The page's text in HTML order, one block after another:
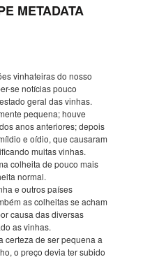
METADATA
vinhateiras do nosso
se notícias pouco
geral das vinhas.
pequena; houve
anos anteriores; depois
e oídio, que causaram
muitas vinhas.
colheita de pouco mais
normal.
e outros países
as colheitas se acham
causa das diversas
as vinhas.
certeza de ser pequena a
o preço devia ter subido